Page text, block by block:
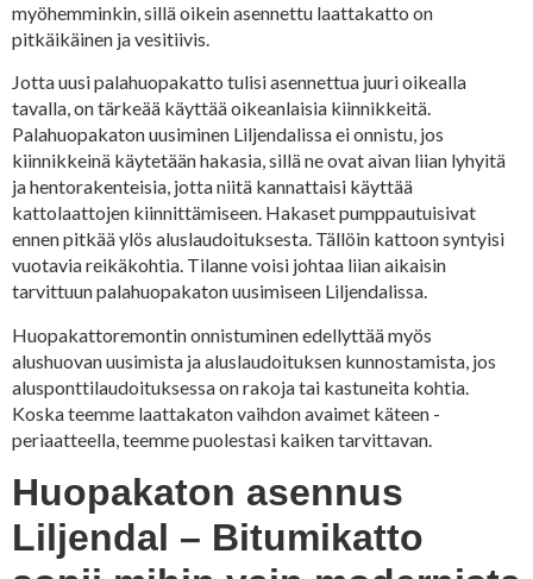
myöhemminkin, sillä oikein asennettu laattakatto on
pitkäikäinen ja vesitiivis.
Jotta uusi palahuopakatto tulisi asennettua juuri oikealla
tavalla, on tärkeää käyttää oikeanlaisia kiinnikkeitä.
Palahuopakaton uusiminen Liljendalissa ei onnistu, jos
kiinnikkeinä käytetään hakasia, sillä ne ovat aivan liian lyhyitä
ja hentorakenteisia, jotta niitä kannattaisi käyttää
kattolaattojen kiinnittämiseen. Hakaset pumppautuisivat
ennen pitkää ylös aluslaudoituksesta. Tällöin kattoon syntyisi
vuotavia reikäkohtia. Tilanne voisi johtaa liian aikaisin
tarvittuun palahuopakaton uusimiseen Liljendalissa.
Huopakattoremontin onnistuminen edellyttää myös
alushuovan uusimista ja aluslaudoituksen kunnostamista, jos
alusponttilaudoituksessa on rakoja tai kastuneita kohtia.
Koska teemme laattakaton vaihdon avaimet käteen -
periaatteella, teemme puolestasi kaiken tarvittavan.
Huopakaton asennus
Liljendal – Bitumikatto